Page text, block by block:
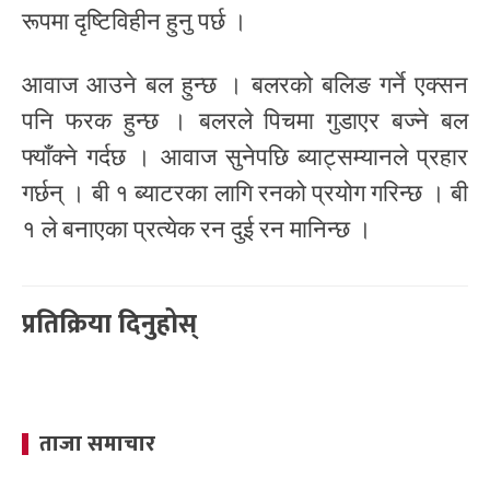
रूपमा दृष्टिविहीन हुनु पर्छ ।
आवाज आउने बल हुन्छ । बलरको बलिङ गर्ने एक्सन
पनि फरक हुन्छ । बलरले पिचमा गुडाएर बज्ने बल
फ्याँक्ने गर्दछ । आवाज सुनेपछि ब्याट्सम्यानले प्रहार
गर्छन् । बी १ ब्याटरका लागि रनको प्रयोग गरिन्छ । बी
१ ले बनाएका प्रत्येक रन दुई रन मानिन्छ ।
प्रतिक्रिया दिनुहोस्
ताजा समाचार